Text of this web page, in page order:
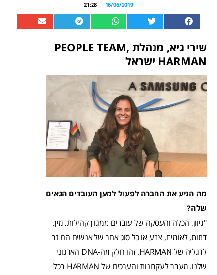
16/06/2019
21:28
שירי גיא, מנהלת PEOPLE TEAM,
HARMAN ישראל
מה הניע את החברה לפעול למען העובדים הגאים
שלה?
"גיוון, הכלה והעסקה של עובדים ממגוון קהילות, מין,
דתות, לאומים, צבע או כל סוג אחר של אנשים הם נר
לרגליה של HARMAN. זהו חלק מה-DNA הארגוני
שלנו. מעבר לעקרונות והערכים של HARMAN בכל